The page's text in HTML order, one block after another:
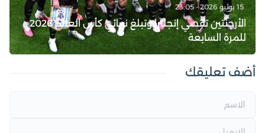
15 يوليو 2026 - 23:05
الأرجنتين تقصي إنجلترا وتبلغ نهائي كأس العالم 2026
للمرة السابعة
أضف تعليقك